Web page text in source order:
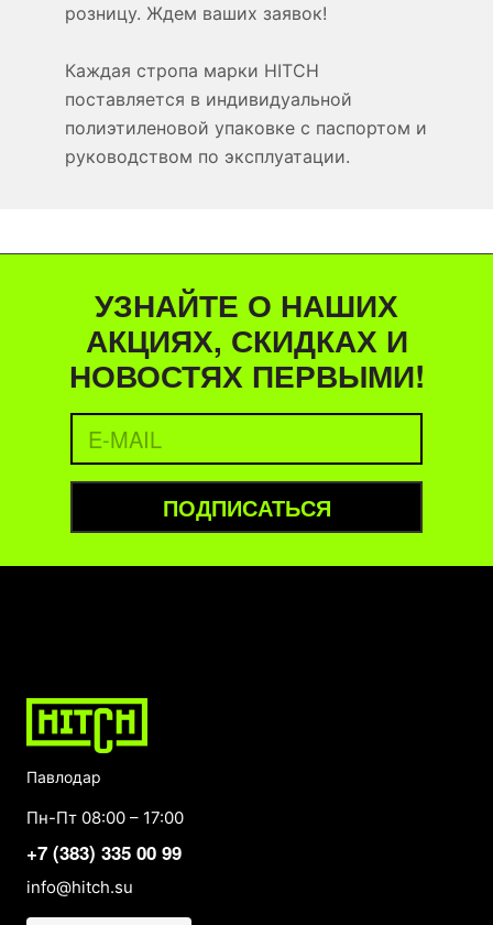
розницу. Ждем ваших заявок!
Каждая стропа марки HITCH
поставляется в индивидуальной
полиэтиленовой упаковке с паспортом и
руководством по эксплуатации.
УЗНАЙТЕ О НАШИХ
АКЦИЯХ, СКИДКАХ И
НОВОСТЯХ ПЕРВЫМИ!
ПОДПИСАТЬСЯ
Павлодар
Пн-Пт 08:00 – 17:00
+7 (383) 335 00 99
info@hitch.su